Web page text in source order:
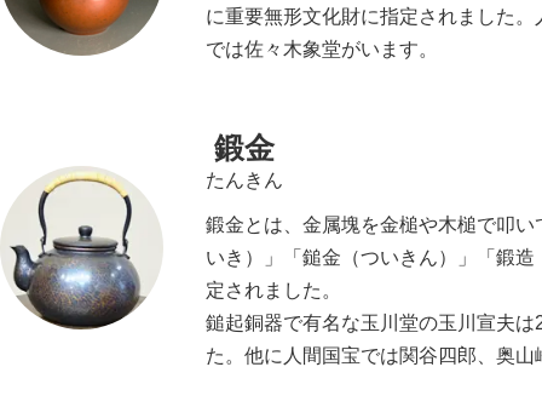
に重要無形文化財に指定されました
では佐々木象堂がいます。
鍛金
たんきん
鍛金とは、金属塊を金槌や木槌で叩
いき）」「鎚金（ついきん）」「鍛
定されました。
鎚起銅器で有名な玉川堂の玉川宣夫
た。他に人間国宝では関谷四郎、奥